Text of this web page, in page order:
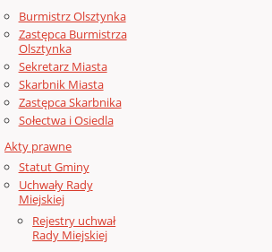
Burmistrz Olsztynka
Zastępca Burmistrza
Olsztynka
Sekretarz Miasta
Skarbnik Miasta
Zastępca Skarbnika
Sołectwa i Osiedla
Akty prawne
Statut Gminy
Uchwały Rady
Miejskiej
Rejestry uchwał
Rady Miejskiej